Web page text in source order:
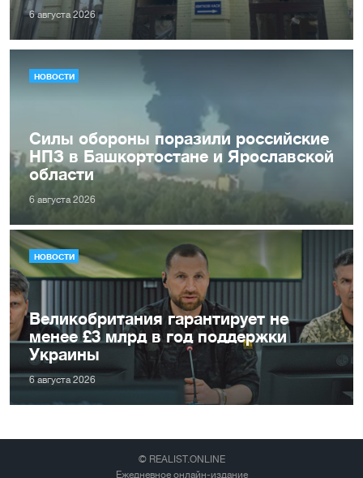
6 августа 2026
НОВОСТИ
Силы обороны поразили российские
НПЗ в Башкортостане и Ярославской
области
6 августа 2026
НОВОСТИ
Великобритания гарантирует не
менее £3 млрд в год поддержки
Украины
6 августа 2026
© REALIST.ONLINE
Ежедневное онлайн-издание